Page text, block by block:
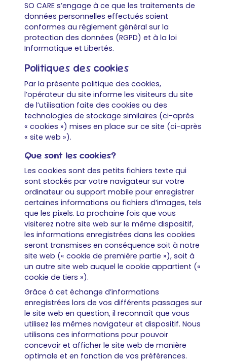
SO CARE s’engage à ce que les traitements de
données personnelles effectués soient
conformes au règlement général sur la
protection des données (RGPD) et à la loi
Informatique et Libertés.
Politiques des cookies
Par la présente politique des cookies,
l’opérateur du site informe les visiteurs du site
de l’utilisation faite des cookies ou des
technologies de stockage similaires (ci-après
« cookies ») mises en place sur ce site (ci-après
« site web »).
Que sont les cookies?
Les cookies sont des petits fichiers texte qui
sont stockés par votre navigateur sur votre
ordinateur ou support mobile pour enregistrer
certaines informations ou fichiers d’images, tels
que les pixels. La prochaine fois que vous
visiterez notre site web sur le même dispositif,
les informations enregistrées dans les cookies
seront transmises en conséquence soit à notre
site web (« cookie de première partie »), soit à
un autre site web auquel le cookie appartient («
cookie de tiers »).
Grâce à cet échange d’informations
enregistrées lors de vos différents passages sur
le site web en question, il reconnaît que vous
utilisez les mêmes navigateur et dispositif. Nous
utilisons ces informations pour pouvoir
concevoir et afficher le site web de manière
optimale et en fonction de vos préférences.